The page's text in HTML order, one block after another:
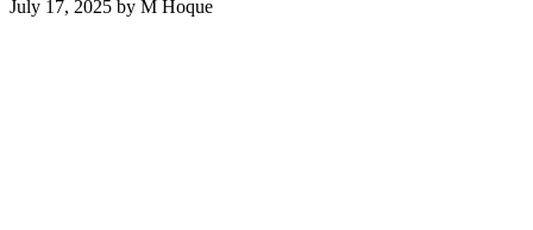
July 17, 2025 by M Hoque